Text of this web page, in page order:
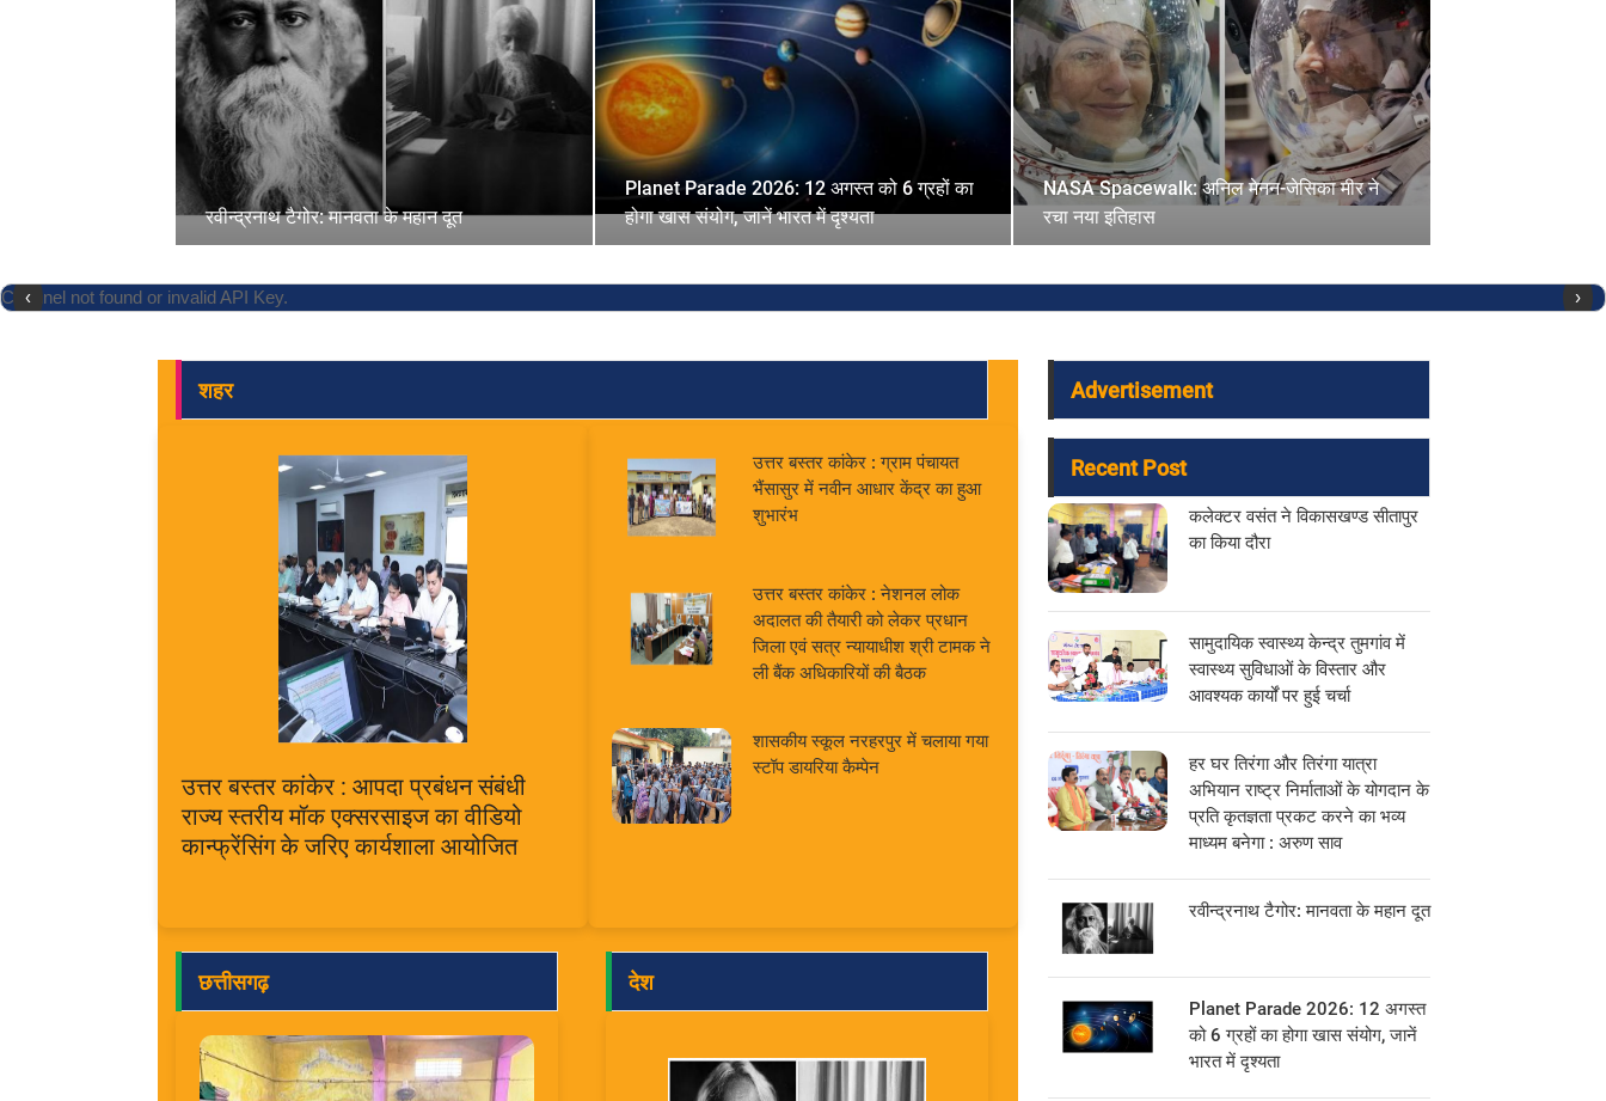
रवीन्द्रनाथ टैगोर: मानवता के महान दूत
Planet Parade 2026: 12 अगस्त को 6 ग्रहों का
होगा खास संयोग, जानें भारत में दृश्यता
NASA Spacewalk: अनिल मेनन-जेसिका मीर ने
रचा नया इतिहास
‹
Channel not found or invalid API Key. ›
शहर
उत्तर बस्तर कांकेर : आपदा प्रबंधन संबंधी
राज्य स्तरीय मॉक एक्सरसाइज का वीडियो
कान्फ्रेंसिंग के जरिए कार्यशाला आयोजित
उत्तर बस्तर कांकेर : ग्राम पंचायत
भैंसासुर में नवीन आधार केंद्र का हुआ
शुभारंभ
उत्तर बस्तर कांकेर : नेशनल लोक
अदालत की तैयारी को लेकर प्रधान
जिला एवं सत्र न्यायाधीश श्री टामक ने
ली बैंक अधिकारियों की बैठक
शासकीय स्कूल नरहरपुर में चलाया गया
स्टॉप डायरिया कैम्पेन
छत्तीसगढ़ देश
Advertisement
Recent Post
कलेक्टर वसंत ने विकासखण्ड सीतापुर
का किया दौरा
सामुदायिक स्वास्थ्य केन्द्र तुमगांव में
स्वास्थ्य सुविधाओं के विस्तार और
आवश्यक कार्यों पर हुई चर्चा
हर घर तिरंगा और तिरंगा यात्रा
अभियान राष्ट्र निर्माताओं के योगदान के
प्रति कृतज्ञता प्रकट करने का भव्य
माध्यम बनेगा : अरुण साव
रवीन्द्रनाथ टैगोर: मानवता के महान दूत
Planet Parade 2026: 12 अगस्त
को 6 ग्रहों का होगा खास संयोग, जानें
भारत में दृश्यता